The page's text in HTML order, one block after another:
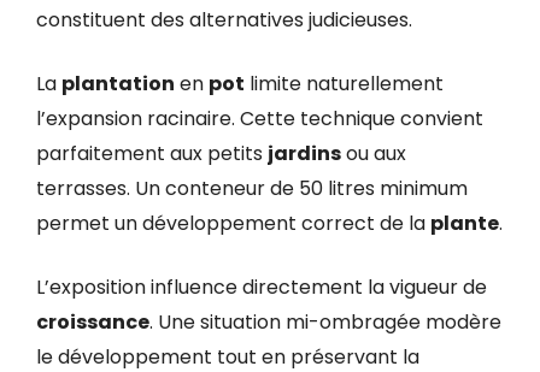
constituent des alternatives judicieuses.
La plantation en pot limite naturellement
l’expansion racinaire. Cette technique convient
parfaitement aux petits jardinsou aux
terrasses. Un conteneur de 50 litres minimum
permet un développement correct de la plante.
L’exposition influence directement la vigueur de
croissance. Une situation mi-ombragée modère
le développement tout en préservant la